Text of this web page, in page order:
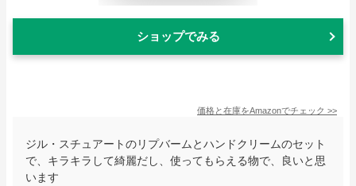
ショップでみる
価格と在庫をAmazonでチェック >>
ジル・スチュアートのリプバームとハンドクリームのセット
で、キラキラして綺麗だし、使ってもらえる物で、良いと思
います